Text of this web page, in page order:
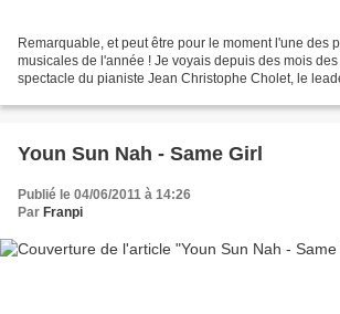
Remarquable, et peut être pour le moment l'une des
musicales de l'année ! Je voyais depuis des mois
spectacle du pianiste Jean Christophe Cholet, le
Youn Sun Nah - Same Girl
Publié le 04/06/2011 à 14:26
Par Franpi